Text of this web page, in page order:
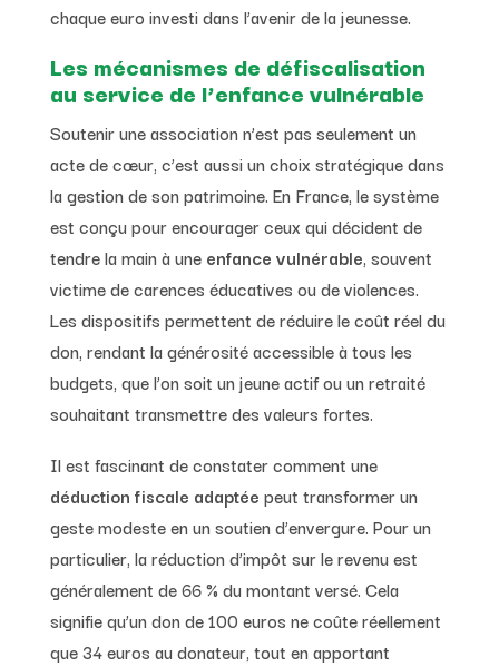
chaque euro investi dans l’avenir de la jeunesse.
Les mécanismes de défiscalisation
au service de l’enfance vulnérable
Soutenir une association n’est pas seulement un
acte de cœur, c’est aussi un choix stratégique dans
la gestion de son patrimoine. En France, le système
est conçu pour encourager ceux qui décident de
tendre la main à une enfance vulnérable, souvent
victime de carences éducatives ou de violences.
Les dispositifs permettent de réduire le coût réel du
don, rendant la générosité accessible à tous les
budgets, que l’on soit un jeune actif ou un retraité
souhaitant transmettre des valeurs fortes.
Il est fascinant de constater comment une
déduction fiscale adaptée peut transformer un
geste modeste en un soutien d’envergure. Pour un
particulier, la réduction d’impôt sur le revenu est
généralement de 66 % du montant versé. Cela
signifie qu’un don de 100 euros ne coûte réellement
que 34 euros au donateur, tout en apportant